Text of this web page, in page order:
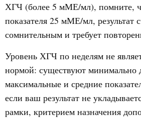
ХГЧ (более 5 мМЕ/мл), помните,
показателя 25 мМЕ/мл, результат
сомнительным и требует
Уровень ХГЧ по неделям не
нормой: существуют минимально
максимальные и средние
если ваш результат не
рамки, критерием назначения